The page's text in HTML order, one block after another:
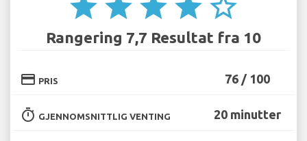
star star star star star_border
Rangering 7,7 Resultat fra 10
credit_card PRIS 76 / 100
timer GJENNOMSNITTLIG VENTING 20 minutter